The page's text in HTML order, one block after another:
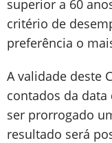
superior a 60
critério de
preferência o
A validade deste
contados da
ser prorrogado
resultado será